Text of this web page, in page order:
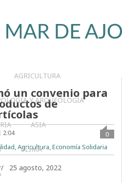
AGRICULTURA
Y ARQUEOLOGÍA
ASIA
CLIMA
un convenio para
de
2:04
0
,Agricultura,Economía Solidaria
25 agosto, 2022